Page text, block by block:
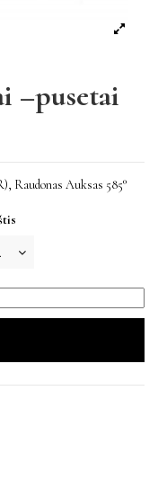
–pusetai
Raudonas Auksas 585°